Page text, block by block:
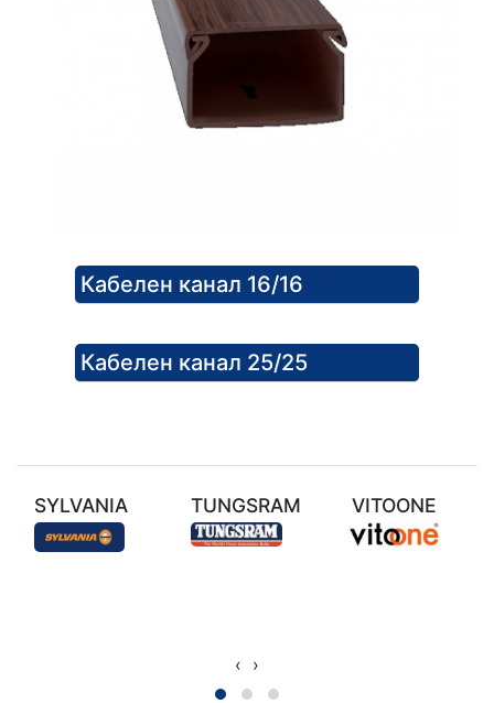
Кабелен канал 16/16
Кабелен канал 25/25
SYLVANIA TUNGSRAM VITOONE
‹ ›